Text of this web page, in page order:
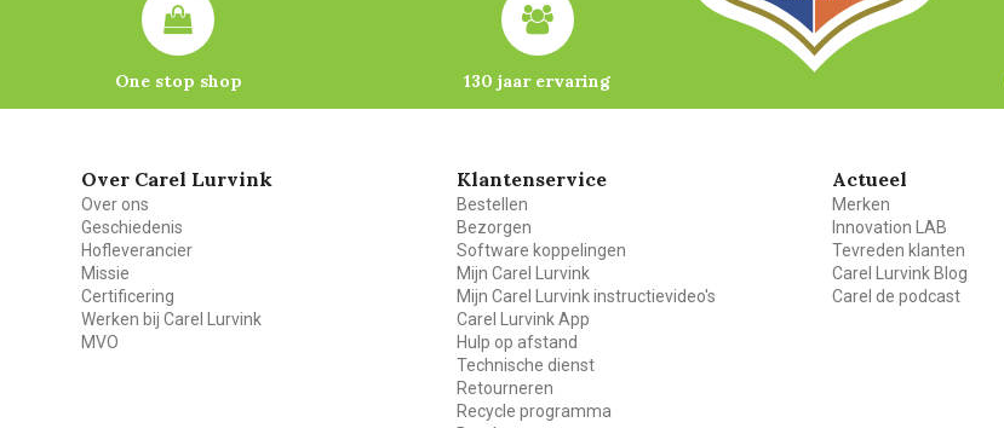
One stop shop 130 jaar ervaring
Over Carel Lurvink
Over ons
Geschiedenis
Hofleverancier
Missie
Certificering
Werken bij Carel Lurvink
MVO
Klantenservice
Bestellen
Bezorgen
Software koppelingen
Mijn Carel Lurvink
Mijn Carel Lurvink instructievideo's
Carel Lurvink App
Hulp op afstand
Technische dienst
Retourneren
Recycle programma
Actueel
Merken
Innovation LAB
Tevreden klanten
Carel Lurvink Blog
Carel de podcast